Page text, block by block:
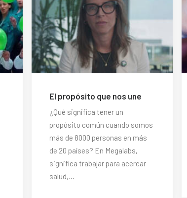
El propósito que nos une
¿Qué significa tener un
propósito común cuando somos
más de 8000 personas en más
de 20 países? En Megalabs,
significa trabajar para acercar
salud,…